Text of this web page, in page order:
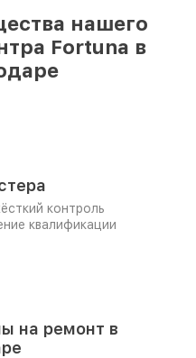
нашего
Fortuna в
контроль
квалификации
на ремонт в